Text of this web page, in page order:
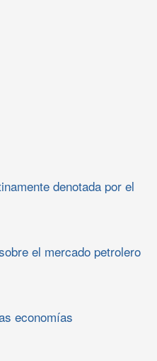
denotada por el
el mercado petrolero
economías